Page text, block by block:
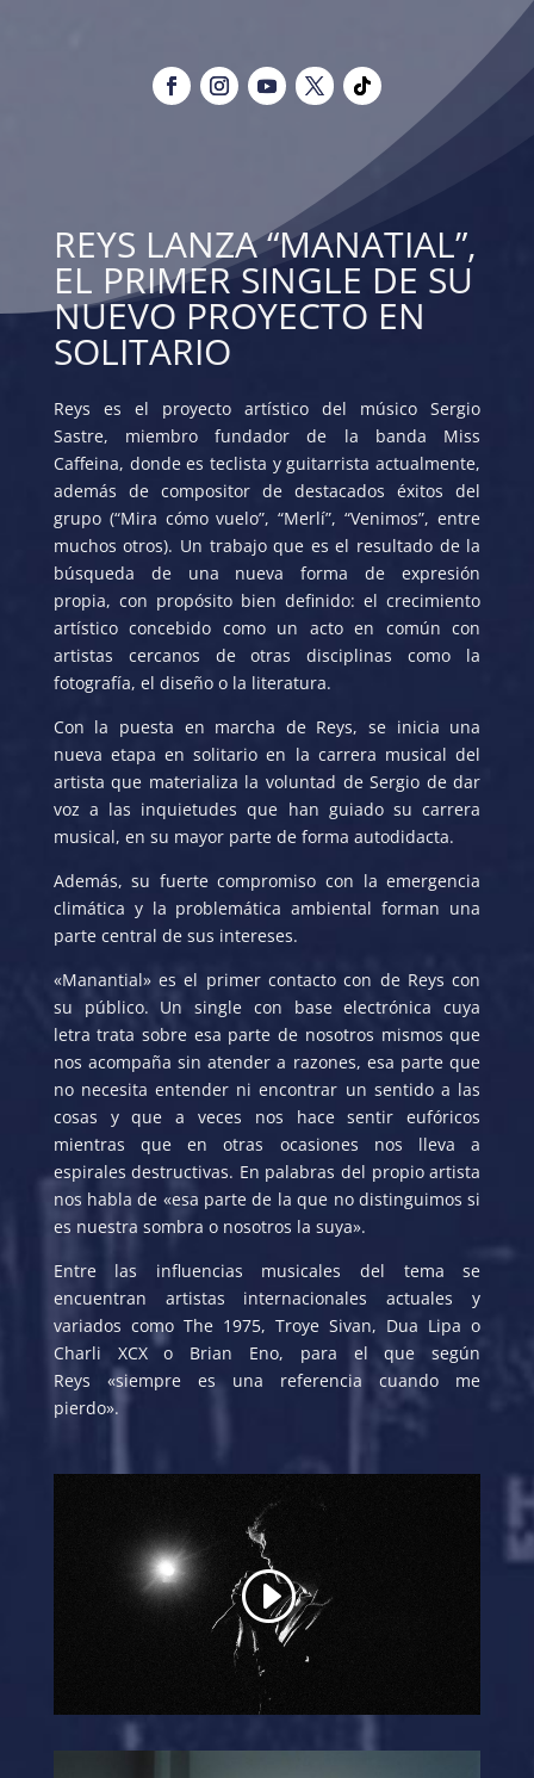
REYS LANZA “MANATIAL”,
EL PRIMER SINGLE DE SU
NUEVO PROYECTO EN
SOLITARIO
Reys es el proyecto artístico del músico Sergio
Sastre, miembro fundador de la banda Miss
Caffeina, donde es teclista y guitarrista actualmente,
además de compositor de destacados éxitos del
grupo (“Mira cómo vuelo”, “Merlí”, “Venimos”, entre
muchos otros). Un trabajo que es el resultado de la
búsqueda de una nueva forma de expresión
propia, con propósito bien definido: el crecimiento
artístico concebido como un acto en común con
artistas cercanos de otras disciplinas como la
fotografía, el diseño o la literatura.
Con la puesta en marcha de Reys, se inicia una
nueva etapa en solitario en la carrera musical del
artista que materializa la voluntad de Sergio de dar
voz a las inquietudes que han guiado su carrera
musical, en su mayor parte de forma autodidacta.
Además, su fuerte compromiso con la emergencia
climática y la problemática ambiental forman una
parte central de sus intereses.
«Manantial» es el primer contacto con de Reys con
su público. Un single con base electrónica cuya
letra trata sobre esa parte de nosotros mismos que
nos acompaña sin atender a razones, esa parte que
no necesita entender ni encontrar un sentido a las
cosas y que a veces nos hace sentir eufóricos
mientras que en otras ocasiones nos lleva a
espirales destructivas. En palabras del propio artista
nos habla de «esa parte de la que no distinguimos si
es nuestra sombra o nosotros la suya».
Entre las influencias musicales del tema se
encuentran artistas internacionales actuales y
variados como The 1975, Troye Sivan, Dua Lipa o
Charli XCX o Brian Eno, para el que según
Reys «siempre es una referencia cuando me
pierdo».